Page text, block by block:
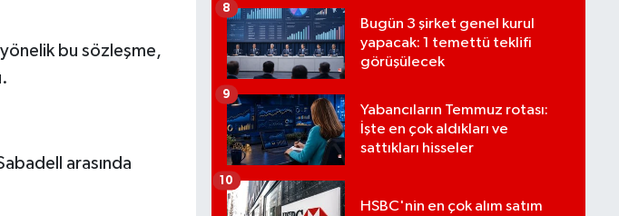
yönelik bu sözleşme,
arasında
Bugün 3 şirket genel kurul
yapacak: 1 temettü teklifi
görüşülecek
8
Yabancıların Temmuz rotası:
İşte en çok aldıkları ve
sattıkları hisseler
9
HSBC'nin en çok alım satım
10